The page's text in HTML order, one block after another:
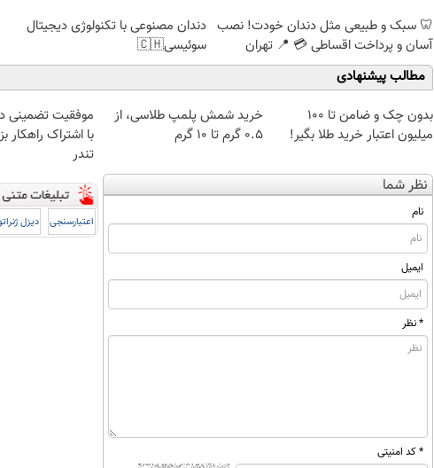
🦷 سبک و طبیعی مثل دندان خودت! نصب
آسان و پرداخت اقساطی 💳 📍 تهران
دندان مصنوعی با تکنولوژی دیجیتال
سوئیسی🇨🇭
مطالب پیشنهادی
بدون چک و ضامن تا 100
میلیون اعتبار خرید طلا بگیر!
خرید شمش پلمپ طلاسی، از
۰.۵ گرم تا ۱۰ گرم
موفقیت تضمینی
با اشتراک راهکار
تندر
نظر شما
نام
ایمیل
* نظر
* کد امنیتی
اعتبارسنجی دیزل